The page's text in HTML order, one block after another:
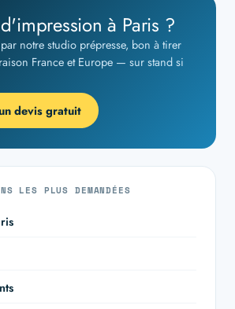
à Paris ?
notre studio prépresse, bon à tirer
France et Europe — sur stand si
devis gratuit
LES PLUS DEMANDÉES